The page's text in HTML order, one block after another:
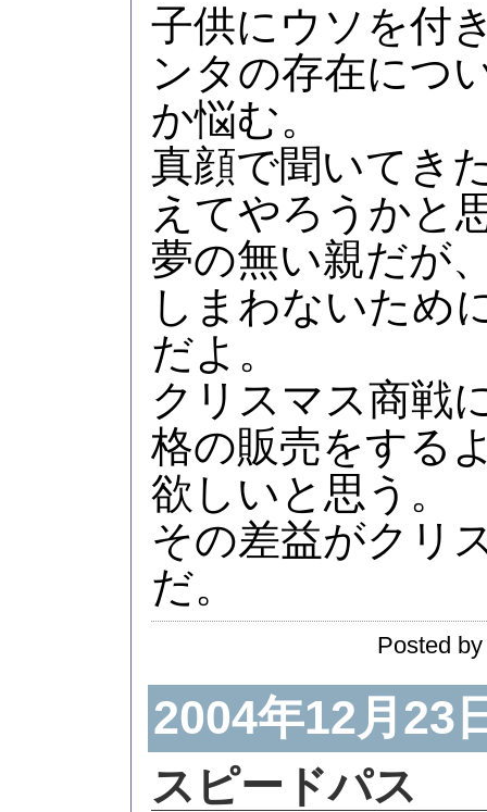
子供にウソを付
ンタの存在につ
か悩む。
真顔で聞いてき
えてやろうかと
夢の無い親だが
しまわないため
だよ。
クリスマス商戦
格の販売をする
欲しいと思う。
その差益がクリ
だ。
Posted
2004年12月23
スピードパス